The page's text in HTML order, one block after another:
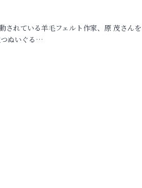
されている羊毛フェルト作家、原 茂さん
ぬいぐる…